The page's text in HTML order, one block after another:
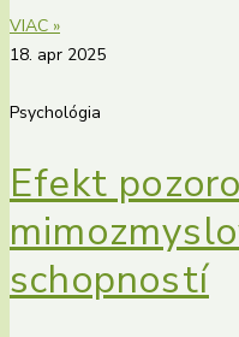
VIAC »
18. apr 2025
Psychológia
Efekt
schopností